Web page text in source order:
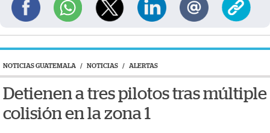
NOTICIAS GUATEMALA / NOTICIAS / ALERTAS
Detienen a tres pilotos tras múltiple
colisión en la zona 1